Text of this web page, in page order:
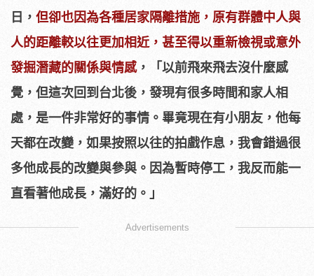
日， 但卻也因為各種居家隔離措施，原有群體中人與
人的距離較以往更加相近，甚至得以重新檢視或意外
發掘潛藏的關係與情感，「以前飛來飛去沒什麼感
覺，但這次回到台北後，發現有很多時間和家人相
處，是一件非常好的事情。畢竟現在有小朋友，他每
天都在改變，如果按照以往的拍戲作息，我會錯過很
多他成長的改變與參與。因為暫時停工，我反而能一
直看著他成長，滿好的。」
Advertisements